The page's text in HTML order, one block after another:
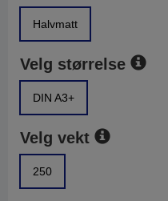
Halvmatt
Velg størrelse
DIN A3+
Velg vekt
250